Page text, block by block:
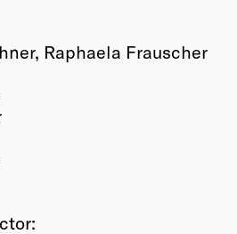
Raphaela Frauscher